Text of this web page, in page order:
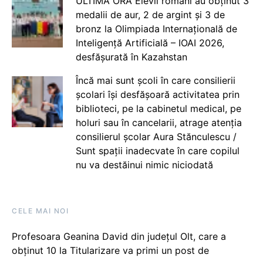
medalii de aur, 2 de argint și 3 de
bronz la Olimpiada Internațională de
Inteligență Artificială – IOAI 2026,
desfășurată în Kazahstan
Încă mai sunt școli în care consilierii
școlari își desfășoară activitatea prin
biblioteci, pe la cabinetul medical, pe
holuri sau în cancelarii, atrage atenția
consilierul școlar Aura Stănculescu /
Sunt spații inadecvate în care copilul
nu va destăinui nimic niciodată
CELE MAI NOI
Profesoara Geanina David din județul Olt, care a
obținut 10 la Titularizare va primi un post de